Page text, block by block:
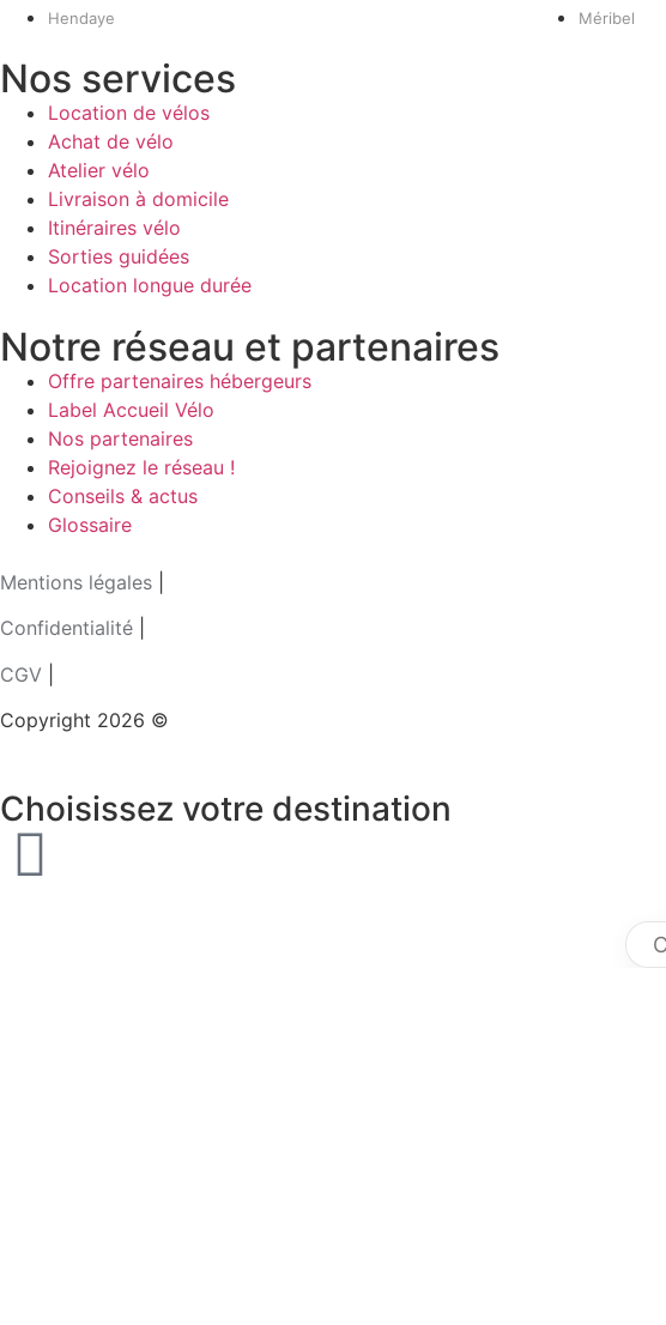
Hendaye
Méribel
Nos services
Location de vélos
Achat de vélo
Atelier vélo
Livraison à domicile
Itinéraires vélo
Sorties guidées
Location longue durée
Notre réseau et partenaires
Offre partenaires hébergeurs
Label Accueil Vélo
Nos partenaires
Rejoignez le réseau !
Conseils & actus
Glossaire
Mentions légales
Confidentialité
CGV
Copyright 2026 ©
Choisissez votre destination